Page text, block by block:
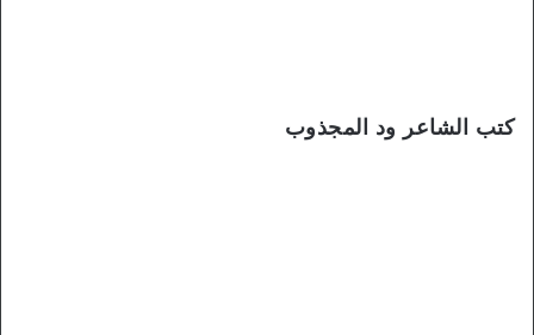
كتب الشاعر ود المجذوب